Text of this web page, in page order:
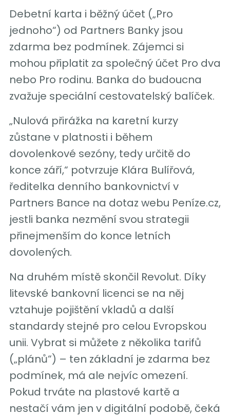
Debetní karta i běžný účet („Pro
jednoho“) od Partners Banky jsou
zdarma bez podmínek. Zájemci si
mohou připlatit za společný účet Pro dva
nebo Pro rodinu. Banka do budoucna
zvažuje speciální cestovatelský balíček.
„Nulová přirážka na karetní kurzy
zůstane v platnosti i během
dovolenkové sezóny, tedy určitě do
konce září,“ potvrzuje Klára Bulířová,
ředitelka denního bankovnictví v
Partners Bance na dotaz webu Peníze.cz,
jestli banka nezmění svou strategii
přinejmenším do konce letních
dovolených.
Na druhém místě skončil Revolut. Díky
litevské bankovní licenci se na něj
vztahuje pojištění vkladů a další
standardy stejné pro celou Evropskou
unii. Vybrat si můžete z několika tarifů
(„plánů“) – ten základní je zdarma bez
podmínek, má ale nejvíc omezení.
Pokud trváte na plastové kartě a
nestačí vám jen v digitální podobě, čeká